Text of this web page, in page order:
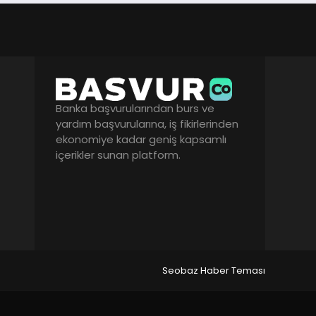
Banka başvurularından burs ve
yardım başvurularına, iş fikirlerinden
ekonomiye kadar geniş kapsamlı
içerikler sunan platform.
Seobaz Haber Teması